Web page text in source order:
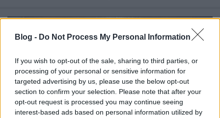
Blog - Do Not Process My Personal Information
If you wish to opt-out of the sale, sharing to third parties, or
processing of your personal or sensitive information for
targeted advertising by us, please use the below opt-out
section to confirm your selection. Please note that after your
opt-out request is processed you may continue seeing
interest-based ads based on personal information utilized by